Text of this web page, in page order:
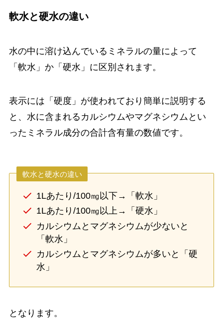
軟水と硬水の違い
水の中に溶け込んでいるミネラルの量によって
「軟水」か「硬水」に区別されます。
表示には「硬度」が使われており簡単に説明する
と、水に含まれるカルシウムやマグネシウムとい
ったミネラル成分の合計含有量の数値です。
軟水と硬水の違い
1Lあたり/100㎎以下→「軟水」
1Lあたり/100㎎以上→「硬水」
カルシウムとマグネシウムが少ないと
「軟水」
カルシウムとマグネシウムが多いと「硬
水」
となります。